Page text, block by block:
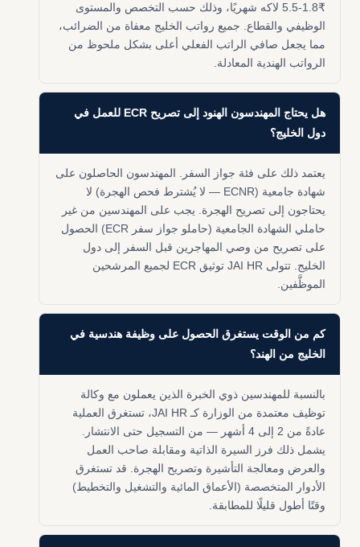
₹1.8-5.5 لاكه شهريًا، وذلك حسب التخصص والمستوى
الوظيفي والقطاع. جميع رواتب الخليج معفاة من الضرائب،
مما يجعل صافي الراتب الفعلي أعلى بشكل ملحوظ من
الرواتب الهندية المعادلة.
هل يحتاج المهندسون الهنود إلى تصريح ECR للعمل في
دول الخليج؟
يعتمد ذلك على فئة جواز السفر. المهندسون الحاصلون على
شهادة جامعية (ECNR — لا يُشترط فحص الهجرة) لا
يحتاجون إلى تصريح الهجرة. يجب على المهندسين من غير
حاملي الشهادة الجامعية (حاملو جواز سفر ECR) الحصول
على تصريح من وصي المهاجرين قبل السفر إلى دول
الخليج. تتولى JAI HR توثيق ECR لجميع المرشحين
الموظَّفين.
كم من الوقت يستغرق الحصول على وظيفة هندسية في
الخليج من الهند؟
بالنسبة للمهندسين ذوي الخبرة الذين يعملون مع وكالة
توظيف معتمدة من الوزارة كـ JAI HR، تستغرق العملية
عادةً من 2 إلى 4 أشهر — من التسجيل حتى الانتشار.
يشمل ذلك فرز السيرة الذاتية ومقابلة صاحب العمل
والعرض ومعالجة التأشيرة وتصريح الهجرة. قد تستغرق
الأدوار المتخصصة (الأعماق المائية والتشغيل والتخطيط)
وقتًا أطول قليلًا للمطابقة.